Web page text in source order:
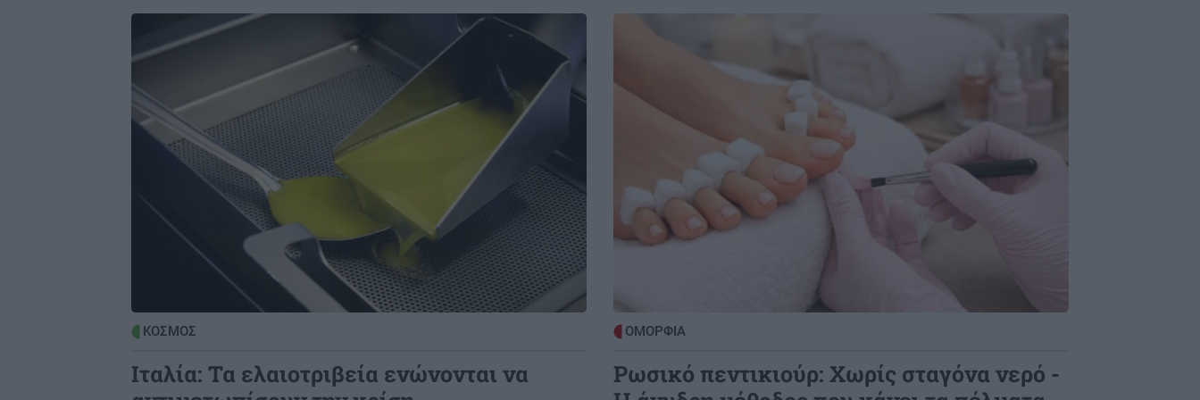
ΚΟΣΜΟΣ
Ιταλία: Τα ελαιοτριβεία ενώνονται να
ΟΜΟΡΦΙΑ
Ρωσικό πεντικιούρ: Χωρίς σταγόνα νερό -